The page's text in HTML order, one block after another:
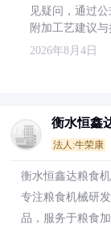
见疑问，通过
附加工艺建议与
2026年8月4日
衡水恒鑫
法人:牛荣康
衡水恒鑫达粮食
专注粮食机械研
品，服务于粮食